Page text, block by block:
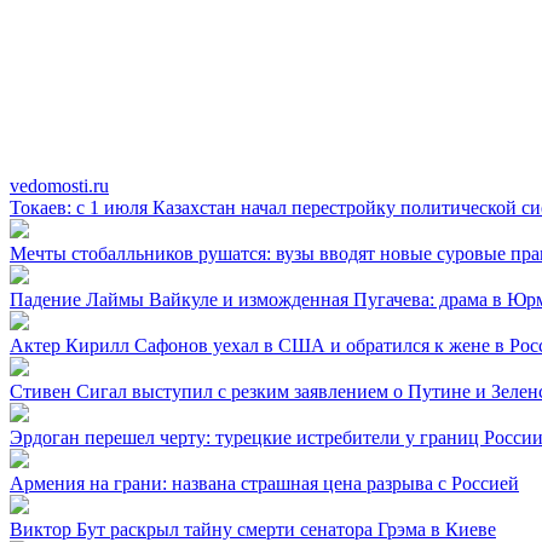
vedomosti.ru
Токаев: с 1 июля Казахстан начал перестройку политической
Мечты стобалльников рушатся: вузы вводят новые суровые
Падение Лаймы Вайкуле и изможденная Пугачева: драма в
Актер Кирилл Сафонов уехал в США и обратился к жене в
Стивен Сигал выступил с резким заявлением о Путине и
Эрдоган перешел черту: турецкие истребители у границ России
Армения на грани: названа страшная цена разрыва с Россией
Виктор Бут раскрыл тайну смерти сенатора Грэма в Киеве